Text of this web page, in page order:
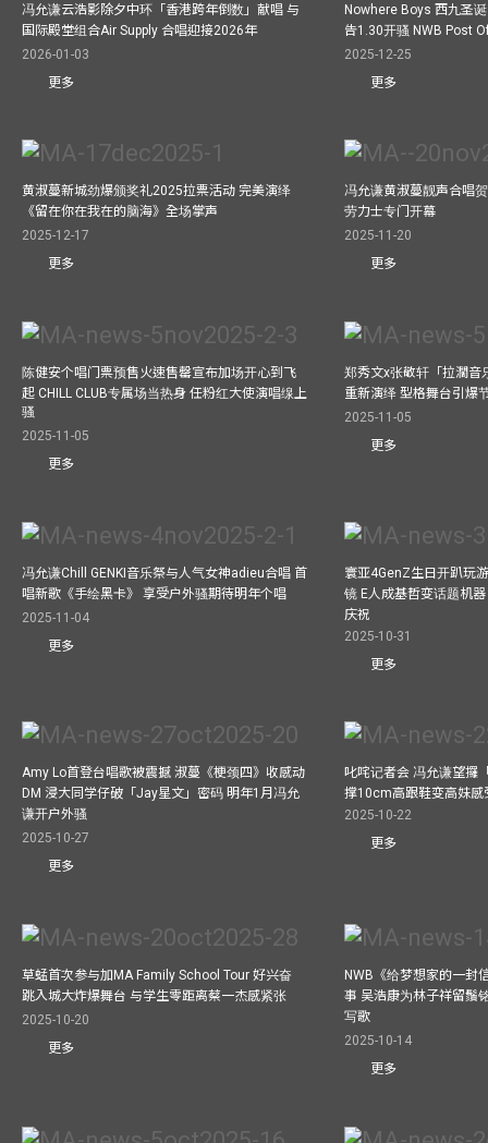
冯允谦云浩影除夕中环「香港跨年倒数」献唱 与
国际殿堂组合Air Supply 合唱迎接2026年
2026-01-03
更多
Nowhere Boys 西九圣
告1.30开骚 NWB Post
2025-12-25
更多
黄淑蔓新城劲爆颁奖礼2025拉票活动 完美演绎
《留在你在我在的脑海》全场掌声
2025-12-17
更多
冯允谦黄淑蔓靓声合唱
劳力士专门开幕
2025-11-20
更多
陈健安个唱门票预售火速售罄宣布加场开心到飞
起 CHILL CLUB专属场当热身 任粉红大使演唱缐上
骚
2025-11-05
更多
郑秀文x张敬轩「拉濶音
重新演绎 型格舞台引爆
2025-11-05
更多
冯允谦Chill GENKI音乐祭与人气女神adieu合唱 首
唱新歌《手绘黑卡》 享受户外骚期待明年个唱
2025-11-04
更多
寰亚4GenZ生日开趴玩
镜 E人成基哲变话题机
庆祝
2025-10-31
更多
Amy Lo首登台唱歌被震撼 淑蔓《梗颈四》收感动
DM 浸大同学仔破「Jay星文」密码 明年1月冯允
谦开户外骚
2025-10-27
更多
叱咤记者会 冯允谦望攞
撑10cm高跟鞋变高妹感
2025-10-22
更多
草蜢首次参与加MA Family School Tour 好兴奋
跳入城大炸爆舞台 与学生零距离蔡一杰感紧张
2025-10-20
更多
NWB《给梦想家的一封
事 吴浩康为林子祥留鬚
写歌
2025-10-14
更多